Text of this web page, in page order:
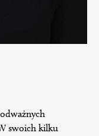
swoich kilku